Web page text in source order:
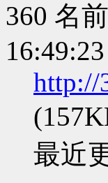
360 名前
http://
最近